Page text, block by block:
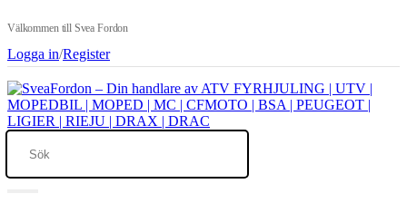
Välkommen till Svea Fordon
Logga in/Register